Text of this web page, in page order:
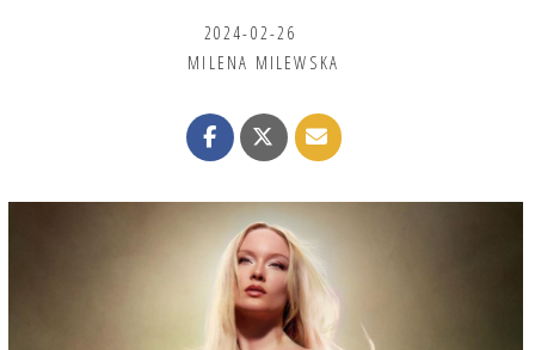
2024-02-26
MILENA MILEWSKA